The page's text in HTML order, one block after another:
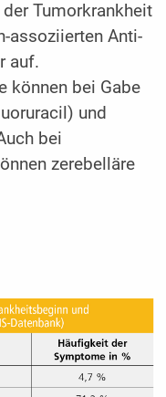
Tumorkrankheit
assoziierten Anti-
auf.
können bei Gabe
und
bei
zerebelläre